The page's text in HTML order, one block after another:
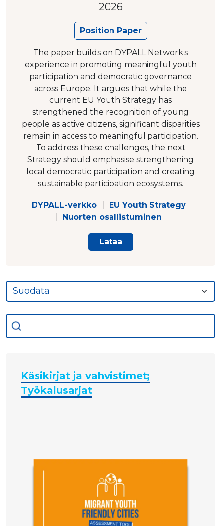
2026
Position Paper
The paper builds on DYPALL Network’s
experience in promoting meaningful youth
participation and democratic governance
across Europe. It argues that while the
current EU Youth Strategy has
strengthened the recognition of young
people as active citizens, significant disparities
remain in access to meaningful participation.
To address these challenges, the next
Strategy should emphasise strengthening
local democratic participation and creating
sustainable participation ecosystems.
DYPALL-verkko
EU Youth Strategy
Nuorten osallistuminen
Lataa
Käsikirjat ja vahvistimet;
Työkalusarjat